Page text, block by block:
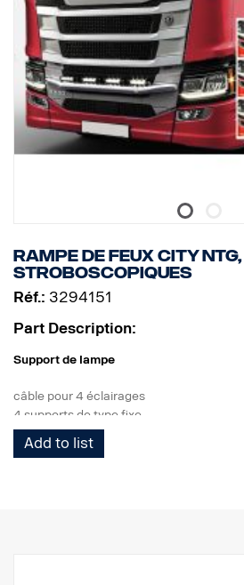
Rampe de feux City
stroboscopiques
Réf.: 3294151
Part Description:
Support de lampe
câble pour 4 éclairages
4 supports de type fixe
2 lampes stroboscopiques
Add to list